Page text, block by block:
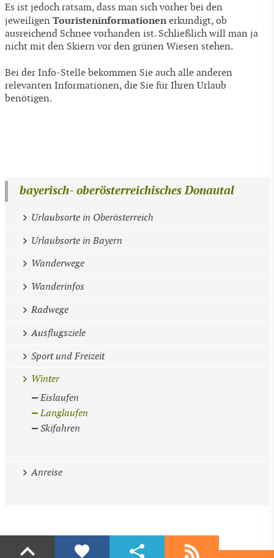
Es ist jedoch ratsam, dass man sich vorher bei den
jeweiligen Touristeninformationen erkundigt, ob
ausreichend Schnee vorhanden ist. Schließlich will man ja
nicht mit den Skiern vor den grünen Wiesen stehen.
Bei der Info-Stelle bekommen Sie auch alle anderen
relevanten Informationen, die Sie für Ihren Urlaub
benötigen.
bayerisch- oberösterreichisches Donautal
Urlaubsorte in Oberösterreich
Urlaubsorte in Bayern
Wanderwege
Wanderinfos
Radwege
Ausflugsziele
Sport und Freizeit
Winter
Eislaufen
Langlaufen
Skifahren
Anreise